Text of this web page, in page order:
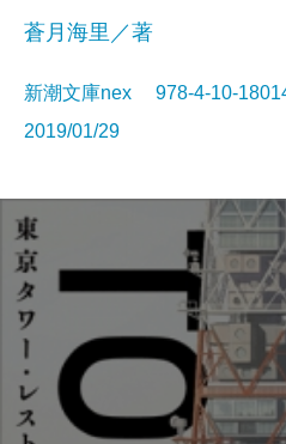
蒼月海里／著
新潮文庫nex 978-4-10-
2019/01/29